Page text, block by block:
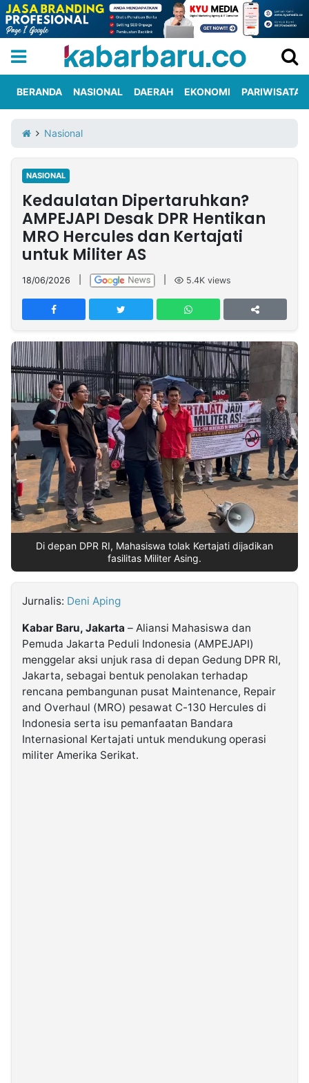
Iklan
Berita
Kami
Nasional
International
Olahraga
Entertainment
Daerah
Pariwisata
Kuliner
Kolom
Network
PT
TREETAN
MULTIMEDIA
INDONESIA
Partner
Insight
NTB
Suara
Time
Lens
IDN
Daily
Jogja
Jalan
Rakyat
Idealita
News
Kita
Notice
Dinamikapost.com
Radar
Baru
Seedbacklink
Follow
Kabarbaru
Kabarbaru.co
2026
Kabarbaru
Media
Holding
BERANDA NASIONAL DAERAH EKONOMI PARIWISATA
Nasional
NASIONAL
Kedaulatan Dipertaruhkan?
AMPEJAPI Desak DPR Hentikan
MRO Hercules dan Kertajati
untuk Militer AS
18/06/2026 5.4K views
Di depan DPR RI, Mahasiswa tolak Kertajati dijadikan
fasilitas Militer Asing.
Jurnalis: Deni Aping
Kabar Baru, Jakarta – Aliansi Mahasiswa dan
Pemuda Jakarta Peduli Indonesia (AMPEJAPI)
menggelar aksi unjuk rasa di depan Gedung DPR RI,
Jakarta, sebagai bentuk penolakan terhadap
rencana pembangunan pusat Maintenance, Repair
and Overhaul (MRO) pesawat C-130 Hercules di
Indonesia serta isu pemanfaatan Bandara
Internasional Kertajati untuk mendukung operasi
militer Amerika Serikat.